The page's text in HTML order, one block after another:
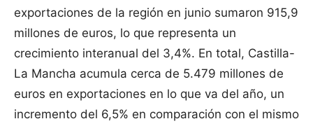
exportaciones de la región en junio sumaron 915,9
millones de euros, lo que representa un
crecimiento interanual del 3,4%. En total, Castilla-
La Mancha acumula cerca de 5.479 millones de
euros en exportaciones en lo que va del año, un
incremento del 6,5% en comparación con el mismo